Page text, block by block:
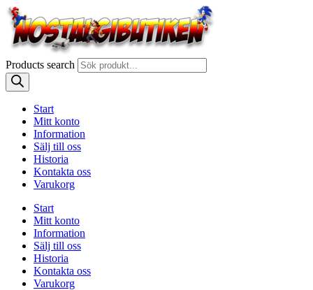
Products search
Start
Mitt konto
Information
Sälj till oss
Historia
Kontakta oss
Varukorg
Start
Mitt konto
Information
Sälj till oss
Historia
Kontakta oss
Varukorg